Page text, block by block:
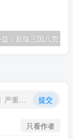
不准出现无意义评论【特别是字母数字】严重封号处理 提交
只看作者